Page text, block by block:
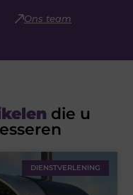
Ons team
die u
DIENSTVERLENING